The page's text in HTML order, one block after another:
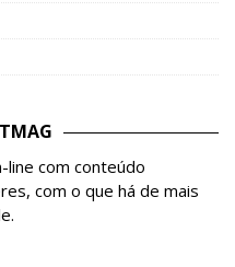
line com conteúdo
com o que há de mais